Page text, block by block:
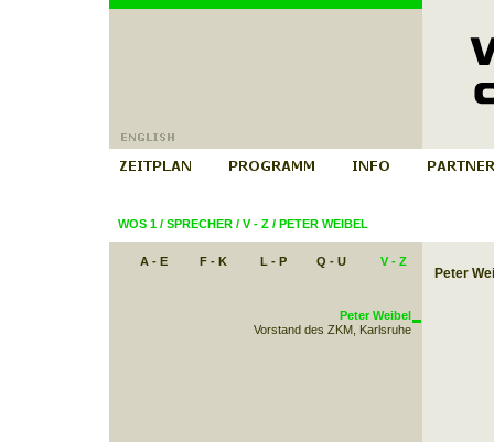
WOS 1/ SPRECHER/ V - Z/ PETER WEIBEL
A - E F - K L - P Q - U V - Z
Peter
Peter Weibel
Vorstand des ZKM, Karlsruhe